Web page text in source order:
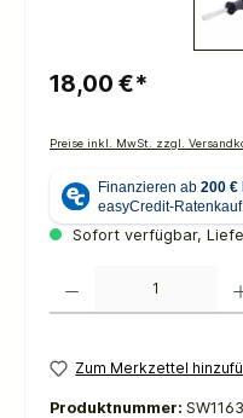
18,00 €*
Preise inkl. MwSt. zzgl.
Sofort verfügbar,
Zum Merkzettel
Produktnummer: